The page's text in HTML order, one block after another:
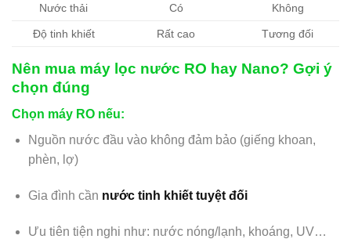
Nước thải Có Không
Độ tinh khiết Rất cao Tương đối
Nên mua máy lọc nước RO hay Nano? Gợi ý
chọn đúng
Chọn máy RO nếu:
Nguồn nước đầu vào không đảm bảo (giếng khoan,
phèn, lợ)
Gia đình cần nước tinh khiết tuyệt đối
Ưu tiên tiện nghi như: nước nóng/lạnh, khoáng, UV…